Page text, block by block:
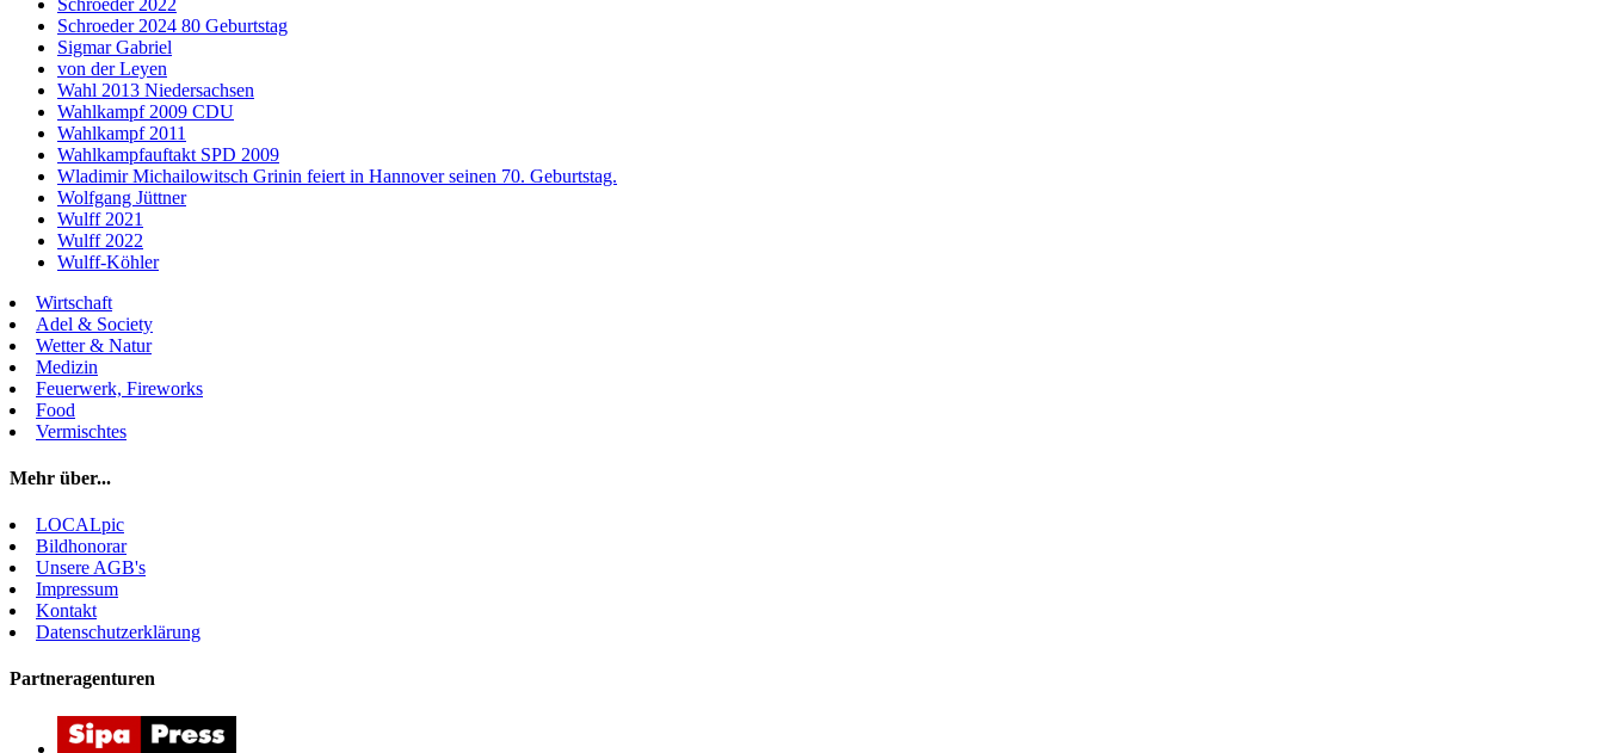
Schroeder 2024 80 Geburtstag
Sigmar Gabriel
von der Leyen
Wahl 2013 Niedersachsen
Wahlkampf 2009 CDU
Wahlkampf 2011
Wahlkampfauftakt SPD 2009
Wladimir Michailowitsch Grinin feiert in Hannover seinen 70. Geburtstag.
Wolfgang Jüttner
Wulff 2021
Wulff 2022
Wulff-Köhler
Wirtschaft
Adel & Society
Wetter & Natur
Medizin
Feuerwerk, Fireworks
Food
Vermischtes
Mehr über...
LOCALpic
Bildhonorar
Unsere AGB's
Impressum
Kontakt
Datenschutzerklärung
Partneragenturen